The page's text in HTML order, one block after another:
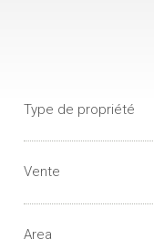
Type de propriété
Vente
Area